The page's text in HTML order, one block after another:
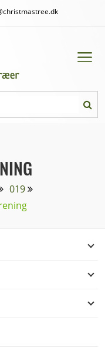
019